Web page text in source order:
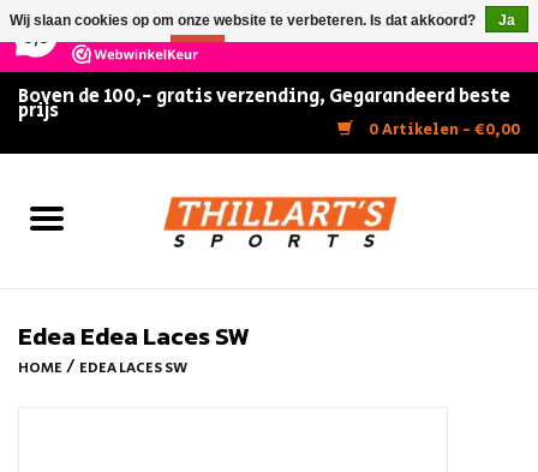
147 Reviews ×
Boven de 100,- gratis verzending, Gegarandeerd beste
prijs
0 Artikelen - €0,00
Home
Edea Edea Laces SW
HOME / EDEA LACES SW
Wij slaan cookies op om onze website te verbeteren. Is dat akkoord?
Ja
Nee